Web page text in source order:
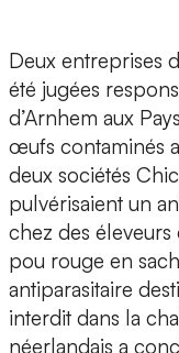
Deux entreprises
été jugées
d’Arnhem aux
œufs contaminés
deux sociétés
pulvérisaient un
chez des
pou rouge en
antiparasitaire
interdit dans la
néerlandais a